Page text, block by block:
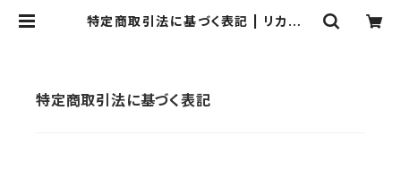
特定商取引法に基づく表記 | リカバリ
特定商取引法に基づく表記